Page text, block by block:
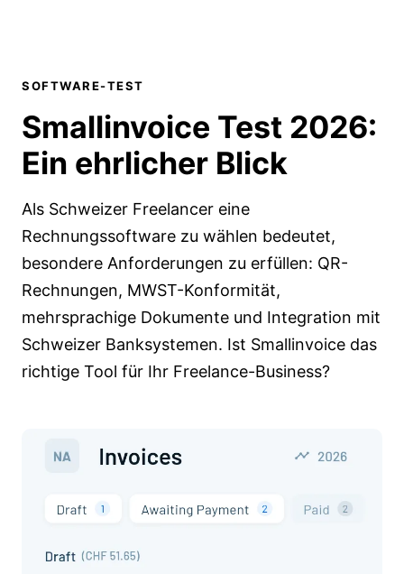
SOFTWARE-TEST
Smallinvoice Test 2026:
Ein ehrlicher Blick
Als Schweizer Freelancer eine
Rechnungssoftware zu wählen bedeutet,
besondere Anforderungen zu erfüllen: QR-
Rechnungen, MWST-Konformität,
mehrsprachige Dokumente und Integration mit
Schweizer Banksystemen. Ist Smallinvoice das
richtige Tool für Ihr Freelance-Business?